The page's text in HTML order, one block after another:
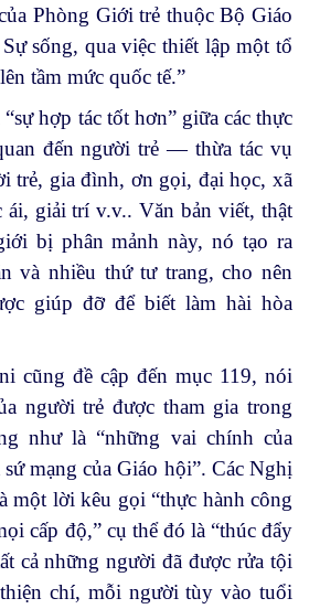
Phòng Giới trẻ thuộc Bộ Giáo
sống, qua việc thiết lập một tổ
tầm mức quốc tế.”
hợp tác tốt hơn” giữa các thực
đến người trẻ — thừa tác vụ
trẻ, gia đình, ơn gọi, đại học, xã
ái, giải trí v.v.. Văn bản viết, thật
bị phân mảnh này, nó tạo ra
và nhiều thứ tư trang, cho nên
giúp đỡ để biết làm hài hòa
cũng đề cập đến mục 119, nói
người trẻ được tham gia trong
như là “những vai chính của
mạng của Giáo hội”. Các Nghị
một lời kêu gọi “thực hành công
cấp độ,” cụ thể đó là “thúc đẩy
cả những người đã được rửa tội
chí, mỗi người tùy vào tuổi